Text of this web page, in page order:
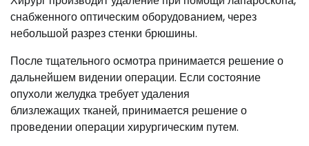
снабженного оптическим оборудованием, через
небольшой разрез стенки брюшины.
После тщательного осмотра принимается решение о
дальнейшем видении операции. Если состояние
опухоли желудка требует удаления
близлежащих тканей, принимается решение о
проведении операции хирургическим путем.